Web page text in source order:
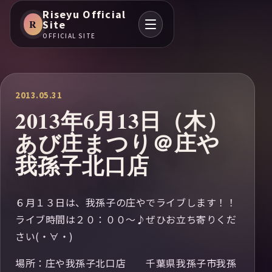
R
Riseyu Official
Site
OFFICIAL SITE
2013.05.31
2013年6月13日（木）
あび庄まつり＠庄や
我孫子北口店
６月１３日は、我孫子の庄やでライブします！！
ライブ時間は２０：００～♪ぜひお立ち寄りくだ
さい(・∀・)
場所：庄や我孫子北口店 千葉県我孫子市我孫